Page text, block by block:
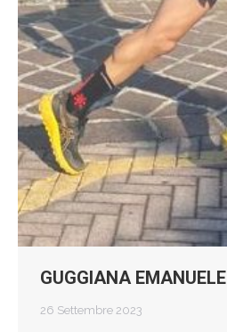
GUGGIANA EMANUELE
26 Settembre 2023